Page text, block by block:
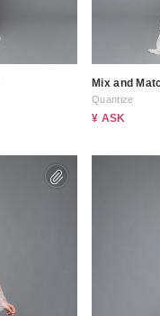
Mix and
Quantize
¥ ASK